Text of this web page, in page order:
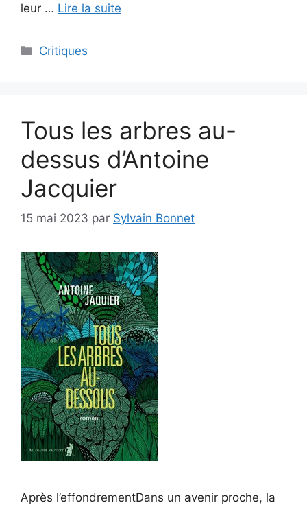
leur … Lire la suite
Critiques
Tous les arbres au-
dessus d’Antoine
Jacquier
15 mai 2023 par Sylvain Bonnet
Après l’effondrementDans un avenir proche, la